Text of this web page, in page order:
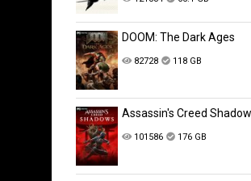
DOOM: The Dark Ages
82728 118 GB
Assassin's Creed
101586 176 GB